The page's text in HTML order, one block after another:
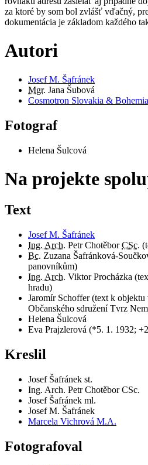
za ktoré by som bol zvlášť vďačný,
dokumentácia je základom každého
Autori
Josef M. Šafránek
Mgr. Jana Šubová
Cosmotron Slovakia & Bohemia
Fotograf
Helena Šulcová
Na projekte
Text
Josef M. Šafránek
Ing. Arch. Petr ChotěborCSc.
Bc. Zuzana Šafránková-
panovníkům)
Ing. Arch. Viktor Procházka
hradu)
Jaromír Schoffer (text k objektu
Občanského sdružení Tvrz
Helena Šulcová
Eva Prajzlerová (*5. 1. 1932;
Kreslil
Josef Šafránek st.
Ing. Arch. Petr Chotěbor CSc.
Josef Šafránek ml.
Josef M. Šafránek
Marcela Vichrová M.A.
Fotografoval